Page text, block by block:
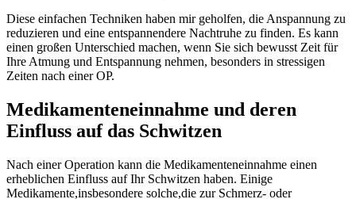
Diese einfachen Techniken haben mir geholfen, die Anspannung zu
reduzieren und eine entspannendere Nachtruhe zu finden. Es kann
einen großen Unterschied machen, wenn Sie sich⁢ bewusst ⁤Zeit für
Ihre‌ Atmung und Entspannung nehmen, besonders in stressigen
Zeiten nach einer ⁢OP.
Medikamenteneinnahme und deren⁣
Einfluss⁣ auf​ das Schwitzen
Nach einer Operation kann die Medikamenteneinnahme einen
erheblichen Einfluss auf Ihr Schwitzen haben. Einige
Medikamente,insbesondere solche,die zur Schmerz-⁤ oder